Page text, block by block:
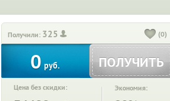
Получили: 325 (0)
0 руб. ПОЛУЧИТЬ
Цена без скидки: Экономия: